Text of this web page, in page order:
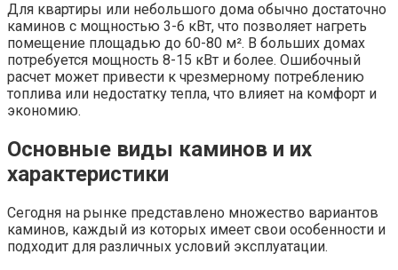
Для квартиры или небольшого дома обычно достаточно
каминов с мощностью 3-6 кВт, что позволяет нагреть
помещение площадью до 60-80 м². В больших домах
потребуется мощность 8-15 кВт и более. Ошибочный
расчет может привести к чрезмерному потреблению
топлива или недостатку тепла, что влияет на комфорт и
экономию.
Основные виды каминов и их
характеристики
Сегодня на рынке представлено множество вариантов
каминов, каждый из которых имеет свои особенности и
подходит для различных условий эксплуатации.